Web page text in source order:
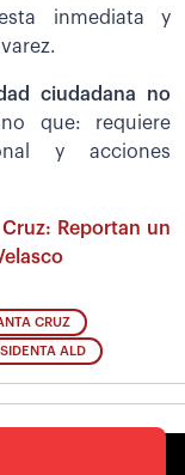
inmediata y
ciudadana no
que: requiere
y acciones
Reportan un
CRUZ
ALD